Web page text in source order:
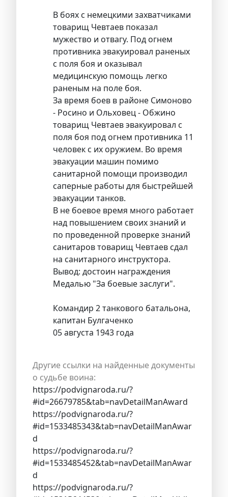
В боях с немецкими захватчиками
товарищ Чевтаев показал
мужество и отвагу. Под огнем
противника эвакуировал раненых
с поля боя и оказывал
медицинскую помощь легко
раненым на поле боя.
За время боев в районе Симоново
- Росино и Ольховец - Обжино
товарищ Чевтаев эвакуировал с
поля боя под огнем противника 11
человек с их оружием. Во время
эвакуации машин помимо
санитарной помощи производил
саперные работы для быстрейшей
эвакуации танков.
В не боевое время много работает
над повышением своих знаний и
по проведенной проверке знаний
санитаров товарищ Чевтаев сдал
на санитарного инструктора.
Вывод: достоин награждения
Медалью "За боевые заслуги".
Командир 2 танкового батальона,
капитан Булгаченко
05 августа 1943 года
Другие ссылки на найденные документы
о судьбе воина:
https://podvignaroda.ru/?
#id=26679785&tab=navDetailManAward
https://podvignaroda.ru/?
#id=1533485343&tab=navDetailManAwar
d
https://podvignaroda.ru/?
#id=1533485452&tab=navDetailManAwar
d
https://podvignaroda.ru/?